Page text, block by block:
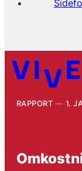
RAPPORT 1.